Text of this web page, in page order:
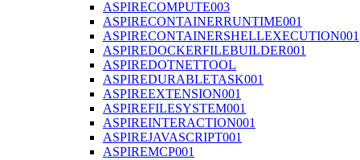
ASPIRECOMPUTE003
ASPIRECONTAINERRUNTIME001
ASPIRECONTAINERSHELLEXECUTION001
ASPIREDOCKERFILEBUILDER001
ASPIREDOTNETTOOL
ASPIREDURABLETASK001
ASPIREEXTENSION001
ASPIREFILESYSTEM001
ASPIREINTERACTION001
ASPIREJAVASCRIPT001
ASPIREMCP001